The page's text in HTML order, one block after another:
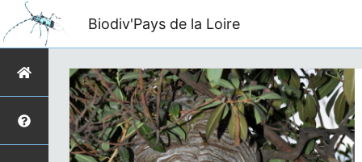
Biodiv'Pays de la Loire